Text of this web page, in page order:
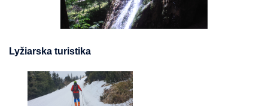
Lyžiarska turistika